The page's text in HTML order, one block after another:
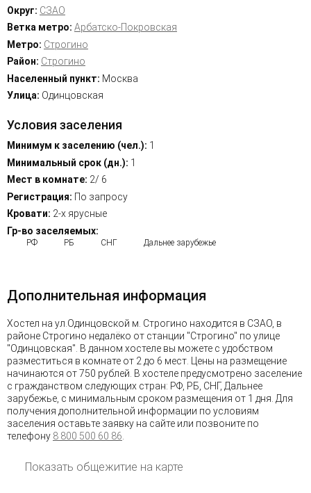
Округ: СЗАО
Ветка метро: Арбатско-Покровская
Метро: Строгино
Район: Строгино
Населенный пункт: Москва
Улица: Одинцовская
Условия заселения
Минимум к заселению (чел.): 1
Минимальный срок (дн.): 1
Мест в комнате: 2/ 6
Регистрация: По запросу
Кровати: 2-х ярусные
Гр-во заселяемых:
РФ РБ СНГ Дальнее зарубежье
Дополнительная информация
Хостел на ул.Одинцовской м. Строгино находится в СЗАО, в
районе Строгино недалёко от станции "Строгино" по улице
"Одинцовская". В данном хостеле вы можете с удобством
разместиться в комнате от 2 до 6 мест. Цены на размещение
начинаются от 750 рублей. В хостеле предусмотрено заселение
с гражданством следующих стран: РФ, РБ, СНГ, Дальнее
зарубежье, с минимальным сроком размещения от 1 дня. Для
получения дополнительной информации по условиям
заселения оставьте заявку на сайте или позвоните по
телефону 8 800 500 60 86
Показать общежитие на карте